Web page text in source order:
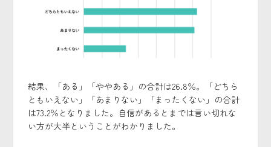
結果、「ある」「ややある」の合計は26.8％。「どちら
ともいえない」「あまりない」「まったくない」の合計
は73.2％となりました。自信があるとまでは言い切れな
い方が大半ということがわかりました。